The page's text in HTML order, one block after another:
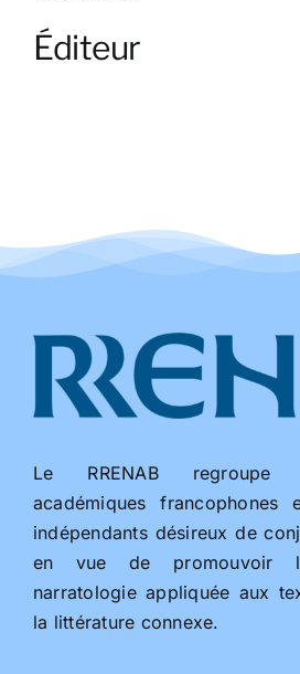
Éditeur
Le RRENAB regroupe
académiques francophones
indépendants désireux de
en vue de promouvoir
narratologie appliquée aux
la littérature connexe.